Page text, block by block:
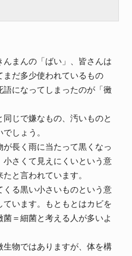
まんの「ばい」、皆さんは
だ多少使われているもの
になってしまったのが「黴
じで嫌なもの、汚いものと
しょう。
長く雨に当たって黒くなっ
さくて見えにくいという意
と言われています。
る黒い小さいものという意
います。もともとはカビを
＝細菌と考える人が多いよ
物ではありますが、体を構